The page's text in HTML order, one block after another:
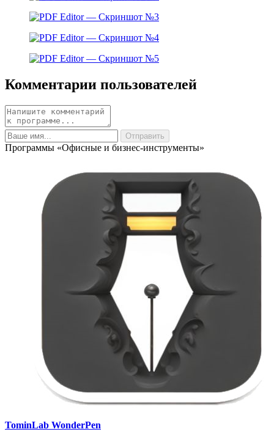
Комментарии пользователей
Программы «Офисные и бизнес-инструменты»
TominLab WonderPen